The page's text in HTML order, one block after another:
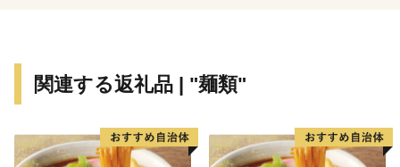
掲げ、「全国家読ゆうびんコンクール」、「秋の読書ま
これまで続いてきた三郷市の発展をさらに飛躍させ、
「きらりとひかる田園都市みさと～人にも企業にも選ば
関連する返礼品 | "麺類"